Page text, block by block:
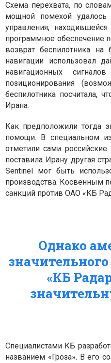
Схема перехвата, по
мощной помехой удалось
управления,
программное обеспечение
возврат беспилотника
навигации использовал
навигационных
позиционирования
беспилотника посчитала,
Ирана.
Как предположили тогда
помощи. В специальном
отметили сами
поставила Ирану другая
Sentinel мог быть
производства. Косвенным
санкций против ОАО «КБ
Однако
«КБ
Специалистами КБ
названием «Гроза». В его